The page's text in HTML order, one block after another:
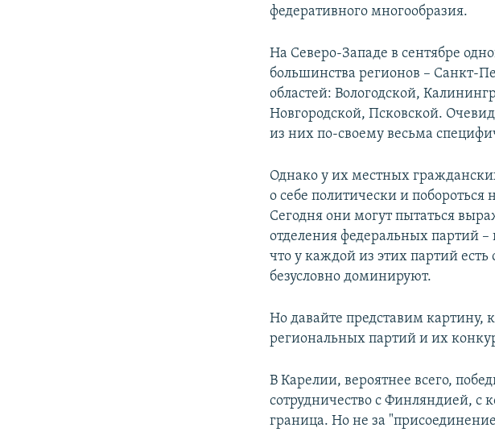
федеративного многообразия.
На Северо-Западе в сентябре
большинства регионов – Санкт-
областей: Вологодской,
Новгородской, Псковской.
из них по-своему весьма
Однако у их местных
о себе политически и
Сегодня они могут пытаться
отделения федеральных партий
что у каждой из этих партий
безусловно доминируют.
Но давайте представим картину,
региональных партий и их
В Карелии, вероятнее всего,
сотрудничество с Финляндией, с
граница. Но не за